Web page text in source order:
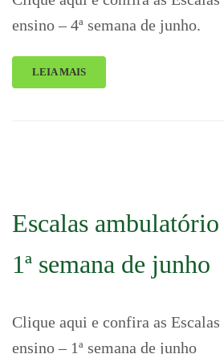
ensino – 4ª semana de junho.
LEIA MAIS
Escalas
1ª semana de junho
Clique aqui e confira as
ensino – 1ª semana de junho